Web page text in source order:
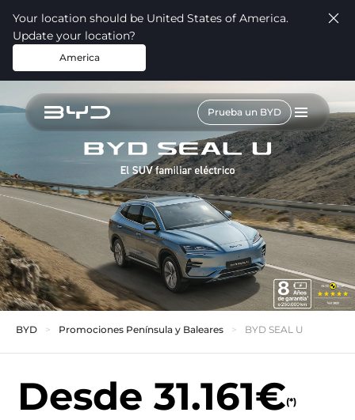
Your location should be United States of America.
Update your location?
America
Prueba un BYD
BYD Promociones Península y Baleares BYD SEAL U
Desde 31.161€(*)